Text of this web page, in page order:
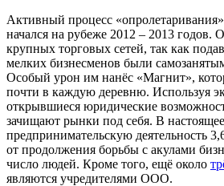
Активный процесс
начался на рубеже 2012 – 2013 годов.
крупных торговых сетей, так как
мелких бизнесменов были
Особый урон им нанёс «Магнит»,
почти в каждую деревню. Используя
открывшиеся юридические
зачищают рынки под себя. В
предпринимательскую деятельность
от продолжения борьбы с акулами
число людей. Кроме того, ещё около
являются учредителями ООО.